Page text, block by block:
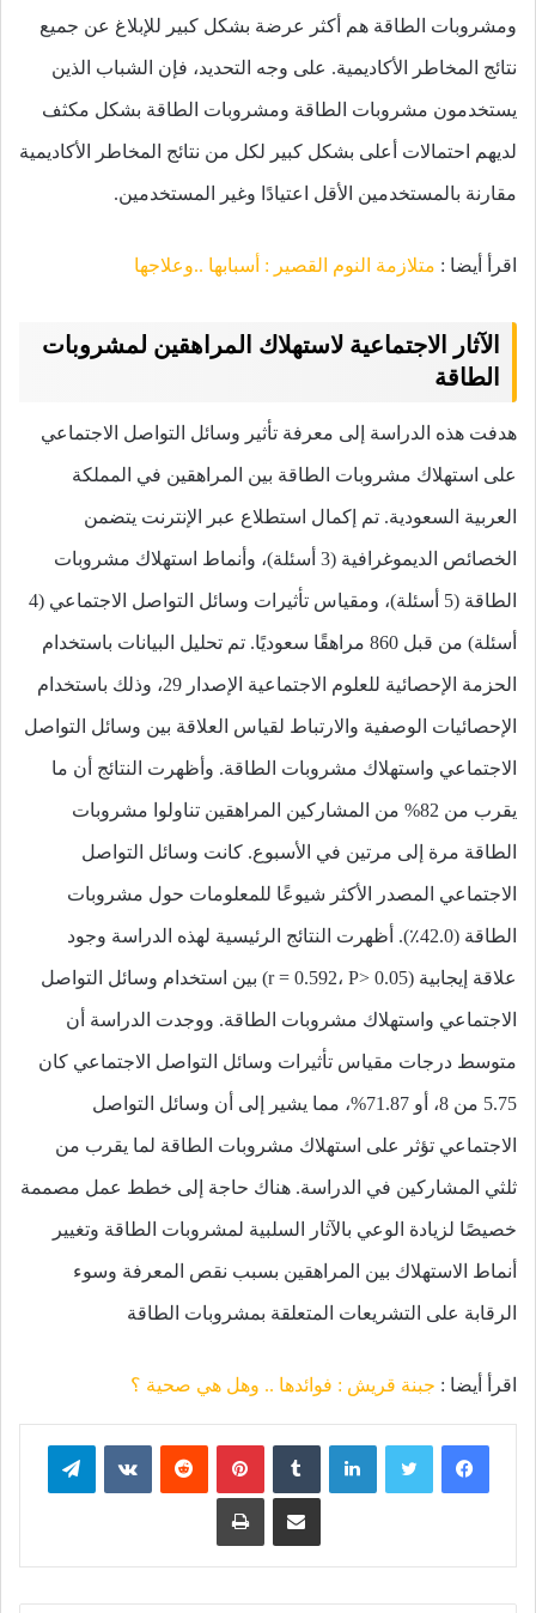
ومشروبات الطاقة هم أكثر عرضة بشكل كبير للإبلاغ عن جميع
نتائج المخاطر الأكاديمية. على وجه التحديد، فإن الشباب الذين
يستخدمون مشروبات الطاقة ومشروبات الطاقة بشكل مكثف
لديهم احتمالات أعلى بشكل كبير لكل من نتائج المخاطر الأكاديمية
مقارنة بالمستخدمين الأقل اعتيادًا وغير المستخدمين.
اقرأ أيضا : متلازمة النوم القصير : أسبابها ..وعلاجها
الآثار الاجتماعية لاستهلاك المراهقين لمشروبات
الطاقة
هدفت هذه الدراسة إلى معرفة تأثير وسائل التواصل الاجتماعي
على استهلاك مشروبات الطاقة بين المراهقين في المملكة
العربية السعودية. تم إكمال استطلاع عبر الإنترنت يتضمن
الخصائص الديموغرافية (3 أسئلة)، وأنماط استهلاك مشروبات
الطاقة (5 أسئلة)، ومقياس تأثيرات وسائل التواصل الاجتماعي (4
أسئلة) من قبل 860 مراهقًا سعوديًا. تم تحليل البيانات باستخدام
الحزمة الإحصائية للعلوم الاجتماعية الإصدار 29، وذلك باستخدام
الإحصائيات الوصفية والارتباط لقياس العلاقة بين وسائل التواصل
الاجتماعي واستهلاك مشروبات الطاقة. وأظهرت النتائج أن ما
يقرب من 82% من المشاركين المراهقين تناولوا مشروبات
الطاقة مرة إلى مرتين في الأسبوع. كانت وسائل التواصل
الاجتماعي المصدر الأكثر شيوعًا للمعلومات حول مشروبات
الطاقة (42.0٪). أظهرت النتائج الرئيسية لهذه الدراسة وجود
علاقة إيجابية (r = 0.592، P> 0.05) بين استخدام وسائل التواصل
الاجتماعي واستهلاك مشروبات الطاقة. ووجدت الدراسة أن
متوسط ​​درجات مقياس تأثيرات وسائل التواصل الاجتماعي كان
5.75 من 8، أو 71.87%، مما يشير إلى أن وسائل التواصل
الاجتماعي تؤثر على استهلاك مشروبات الطاقة لما يقرب من
ثلثي المشاركين في الدراسة. هناك حاجة إلى خطط عمل مصممة
خصيصًا لزيادة الوعي بالآثار السلبية لمشروبات الطاقة وتغيير
أنماط الاستهلاك بين المراهقين بسبب نقص المعرفة وسوء
الرقابة على التشريعات المتعلقة بمشروبات الطاقة
اقرأ أيضا : جبنة قريش : فوائدها .. وهل هي صحية ؟
فيسبوكتويتر لينكدإن ‏Tumblr بينتيريست
‏Reddit
‏VKontakte تيلقرام
مشاركة عبر البريد طباعة